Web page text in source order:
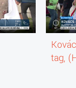
szép
a 17.
búcsúba
tag,